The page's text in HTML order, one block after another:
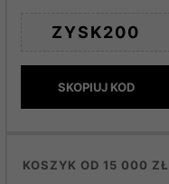
ZYSK200
SKOPIUJ KOD
KOSZYK OD 15 000 ZŁ